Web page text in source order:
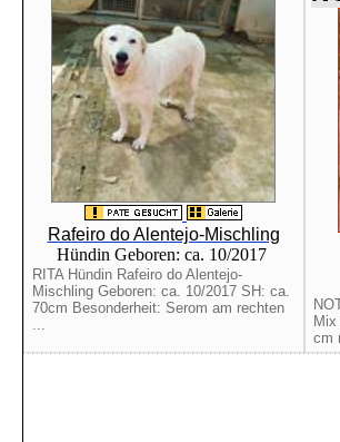
Rafeiro do Alentejo-Mischling
Hündin Geboren: ca. 10/2017
RITA Hündin Rafeiro do Alentejo-
Mischling Geboren: ca. 10/2017 SH: ca.
70cm Besonderheit: Serom am rechten
...
cm